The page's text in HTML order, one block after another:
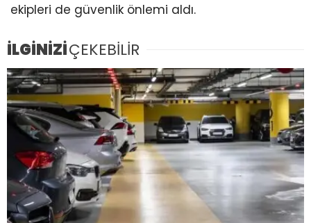
ekipleri de güvenlik önlemi aldı.
İLGİNİZİÇEKEBİLİR